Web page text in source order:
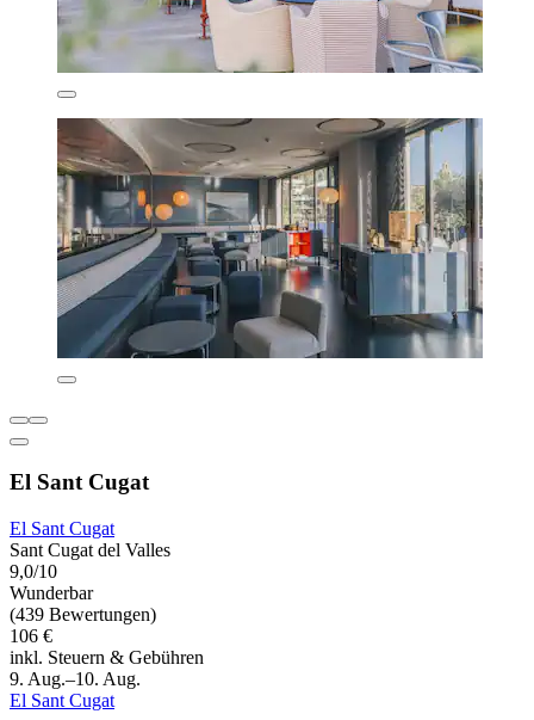
El Sant Cugat
El Sant Cugat
Sant Cugat del Valles
9,0/10
Wunderbar
(439 Bewertungen)
106 €
inkl. Steuern & Gebühren
9. Aug.–10. Aug.
El Sant Cugat